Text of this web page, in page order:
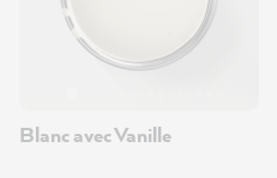
Blanc avec Vanille